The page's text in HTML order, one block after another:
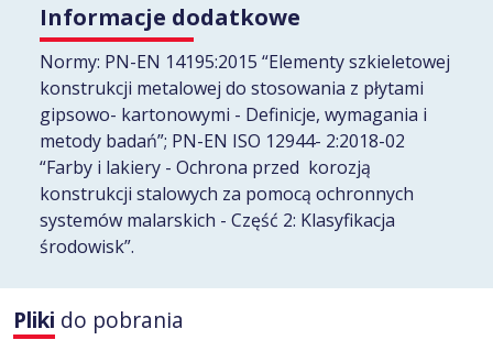
Informacje dodatkowe
Normy: PN-EN 14195:2015 “Elementy szkieletowej
konstrukcji metalowej do stosowania z płytami
gipsowo- kartonowymi - Definicje, wymagania i
metody badań”; PN-EN ISO 12944- 2:2018-02
“Farby i lakiery - Ochrona przed korozją
konstrukcji stalowych za pomocą ochronnych
systemów malarskich - Część 2: Klasyfikacja
środowisk”.
Pliki do pobrania